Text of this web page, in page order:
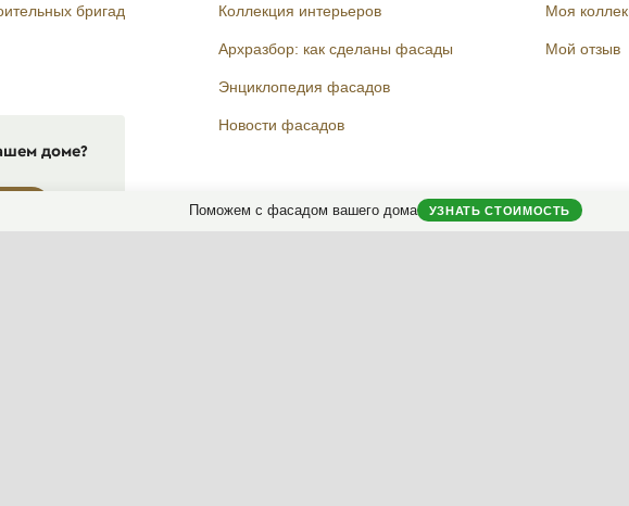
Поможем с фасадом вашего дома УЗНАТЬ СТОИМОСТЬ
бригад
доме?
Коллекция интерьеров
Архразбор: как сделаны фасады
Энциклопедия фасадов
Новости фасадов
Моя
Мой отзыв